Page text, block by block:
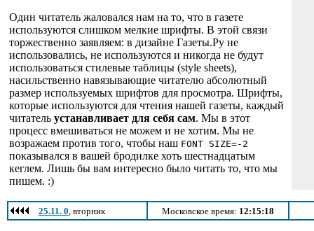
Один читатель жаловался нам на то, что в газете
используются слишком мелкие шрифты. В этой связи
торжественно заявляем: в дизайне Газеты.Ру не
использовались, не используются и никогда не будут
использоваться стилевые таблицы (style sheets),
насильственно навязывающие читателю абсолютный
размер используемых шрифтов для просмотра. Шрифты,
которые используются для чтения нашей газеты, каждый
читатель устанавливает для себя сам. Мы в этот
процесс вмешиваться не можем и не хотим. Мы не
возражаем против того, чтобы наш FONT SIZE=-2
показывался в вашей бродилке хоть шестнадцатым
кеглем. Лишь бы вам интересно было читать то, что мы
пишем. :)
25.11. 0, вторник Московское время: 12:15:18